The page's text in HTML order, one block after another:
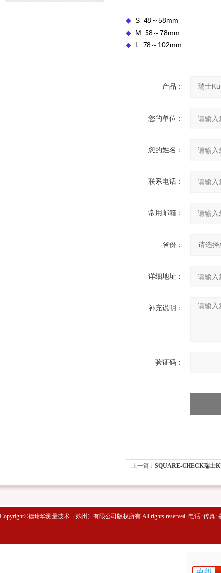
◆ S 48～58mm
◆ M 58～78mm
◆ L 78～102mm
产品：
您的单位：
您的姓名：
联系电话：
常用邮箱：
省份：
详细地址：
补充说明：
验证码：
上一篇： SQUARE-CHECK瑞士
Copyright©德瑞华测量技术（苏州）有限公司版权所有 All rights reserved. 电话: 传真: